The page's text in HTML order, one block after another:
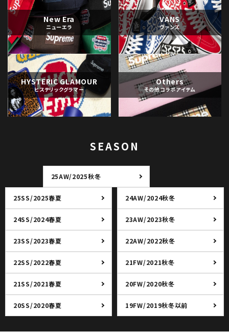
New Era
ニューエラ
VANS
ヴァンズ
HYSTERIC GLAMOUR
ヒステリックグラマー
Others
その他コラボアイテム
SEASON
25AW/2025秋冬
25SS/2025春夏 24AW/2024秋冬
24SS/2024春夏 23AW/2023秋冬
23SS/2023春夏 22AW/2022秋冬
22SS/2022春夏 21FW/2021秋冬
21SS/2021春夏 20FW/2020秋冬
20SS/2020春夏 19FW/2019秋冬以前